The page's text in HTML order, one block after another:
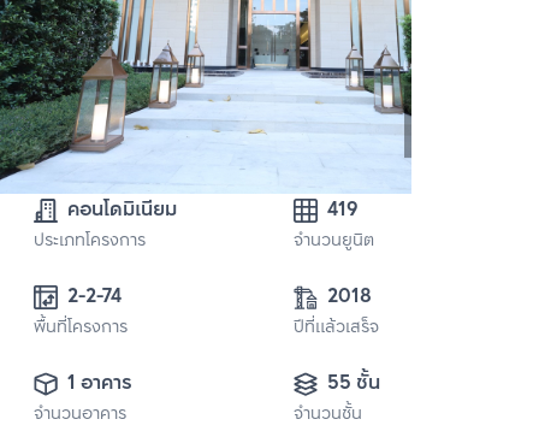
คอนโดมิเนียม
ประเภทโครงการ
419
จำนวนยูนิต
2-2-74
พื้นที่โครงการ
2018
ปีที่แล้วเสร็จ
1 อาคาร
จำนวนอาคาร
55 ชั้น
จำนวนชั้น